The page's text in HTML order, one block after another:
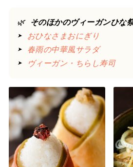
🌿 そのほかのヴィーガンひな
➤
おひなさまおにぎり
➤ 春雨の中華風サラダ
➤
ヴィーガン・ちらし寿司